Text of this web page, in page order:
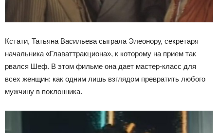
Кстати, Татьяна Васильева сыграла Элеонору, секретаря
начальника «Главаттракциона», к которому на прием так
рвался Шеф. В этом фильме она дает мастер-класс для
всех женщин: как одним лишь взглядом превратить любого
мужчину в поклонника.